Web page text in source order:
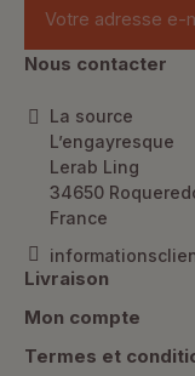
Nous contacter
La source
L’engayresque
Lerab Ling
34650
France
Livraison
Mon compte
Termes et